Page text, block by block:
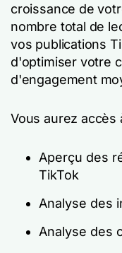
croissance de
nombre total de
vos publications
d'optimiser votre
d'engagement
Vous aurez accès
Aperçu des
TikTok
Analyse des
Analyse des